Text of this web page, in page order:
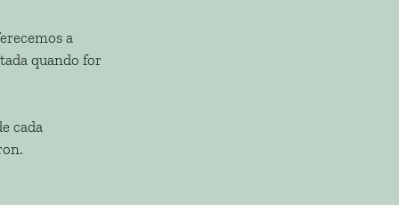
a
quando for
cada